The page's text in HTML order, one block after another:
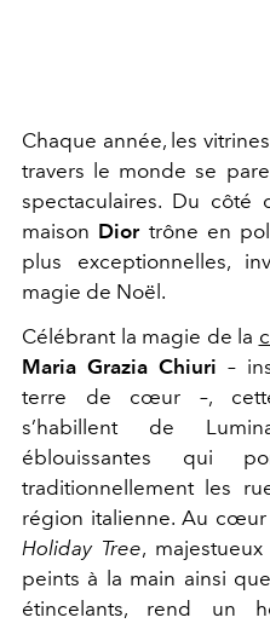
Chaque année, les
travers le monde se
spectaculaires. Du côté
maison Diortrône en
plus exceptionnelles,
magie de Noël.
Célébrant la magie de la
Maria Grazia Chiuri –
terre de cœur –,
s’habillent de
éblouissantes qui
traditionnellement les
région italienne. Au
Holiday Tree,
peints à la main ainsi
étincelants, rend un